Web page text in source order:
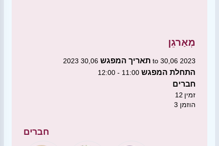
מְאַרגֵן
תאריך המפגש 30,06 2023 to 30,06 2023
התחלת המפגש 11:00 - 12:00
חברים
12 זמין
3 הוזמן
חברים